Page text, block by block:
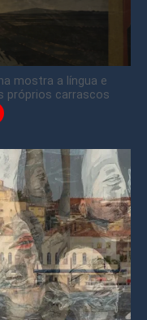
mostra a língua e
próprios carrascos